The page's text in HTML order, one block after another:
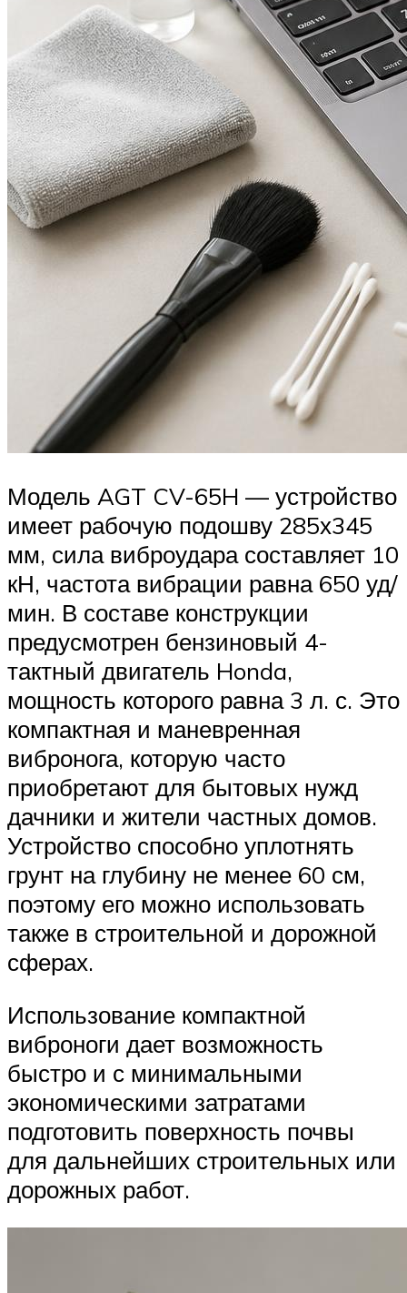
Модель AGT CV-65H — устройство
имеет рабочую подошву 285х345
мм, сила виброудара составляет 10
кН, частота вибрации равна 650 уд/
мин. В составе конструкции
предусмотрен бензиновый 4-
тактный двигатель Honda,
мощность которого равна 3 л. с. Это
компактная и маневренная
вибронога, которую часто
приобретают для бытовых нужд
дачники и жители частных домов.
Устройство способно уплотнять
грунт на глубину не менее 60 см,
поэтому его можно использовать
также в строительной и дорожной
сферах.
Использование компактной
виброноги дает возможность
быстро и с минимальными
экономическими затратами
подготовить поверхность почвы
для дальнейших строительных или
дорожных работ.